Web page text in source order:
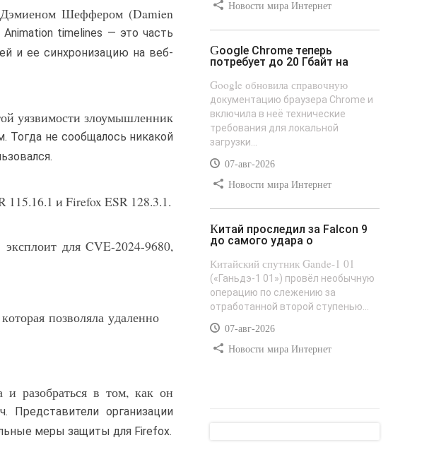
Шеффером (Damien
timelines — это часть
и ее синхронизацию на веб-
уязвимости злоумышленник
Тогда не сообщалось никакой
и Firefox ESR 128.3.1.
для CVE-2024-9680,
позволяла удаленно
и разобраться в том, как он
Представители организации
меры защиты для Firefox.
Новости мира Интернет
Google Chrome теперь
потребует до 20 Гбайт на
Google обновила справочную
документацию браузера Chrome и
включила в неё технические
требования для локальной
загрузки...
07-авг-2026
Новости мира Интернет
Китай проследил за Falcon 9
до самого удара о
Китайский спутник Gande-1 01
(«Ганьдэ-1 01») провёл необычную
операцию по слежению за
отработанной второй ступенью...
07-авг-2026
Новости мира Интернет